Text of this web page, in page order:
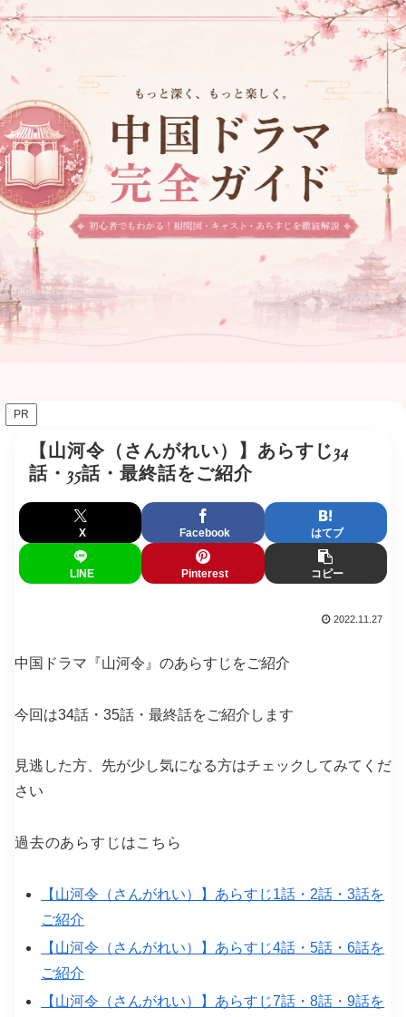
PR
【山河令（さんがれい）】あらすじ34
話・35話・最終話をご紹介
X Facebook はてブ
LINE Pinterest コピー
2022.11.27
中国ドラマ『山河令』のあらすじをご紹介
今回は34話・35話・最終話をご紹介します
見逃した方、先が少し気になる方はチェックしてみてくだ
さい
過去のあらすじはこちら
【山河令（さんがれい）】あらすじ1話・2話・3話を
ご紹介
【山河令（さんがれい）】あらすじ4話・5話・6話を
ご紹介
【山河令（さんがれい）】あらすじ7話・8話・9話を